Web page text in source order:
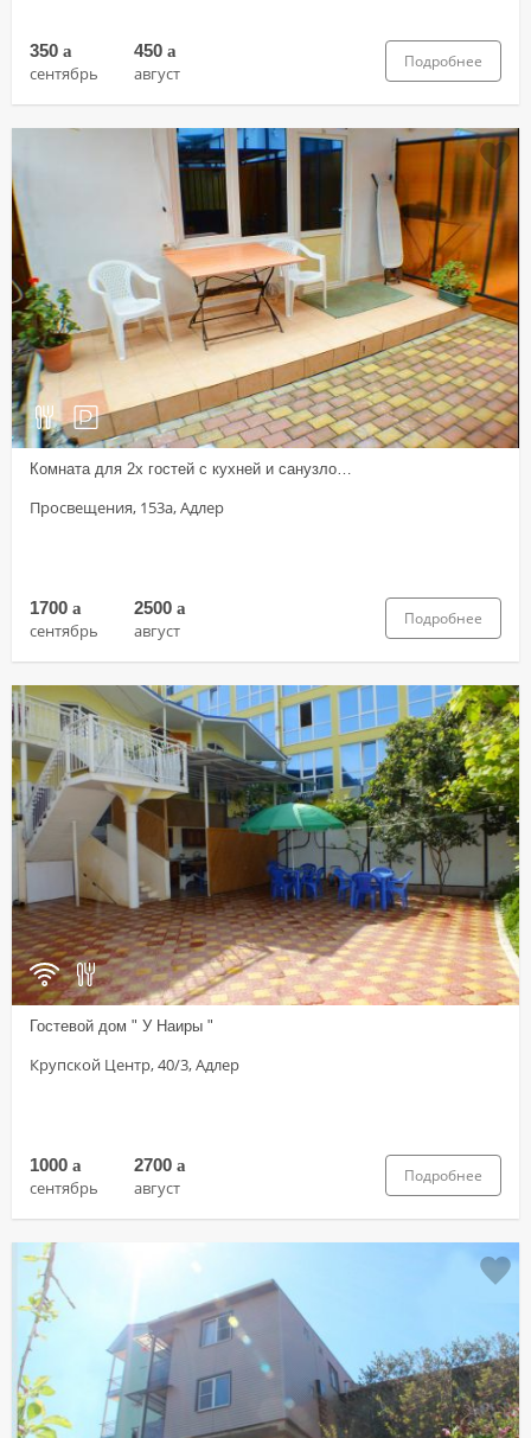
350 a
сентябрь
450 a
август
Подробнее
Комната для 2х гостей с кухней и санузло…
Просвещения, 153а, Адлер
1700 a
сентябрь
2500 a
август
Подробнее
Гостевой дом " У Наиры "
Крупской Центр, 40/3, Адлер
1000 a
сентябрь
2700 a
август
Подробнее